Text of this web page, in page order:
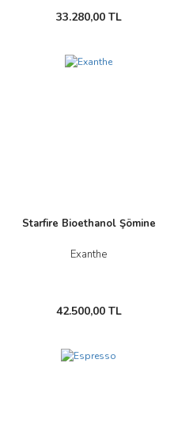
33.280,00 TL
Starfire Bioethanol Şömine
Exanthe
42.500,00 TL